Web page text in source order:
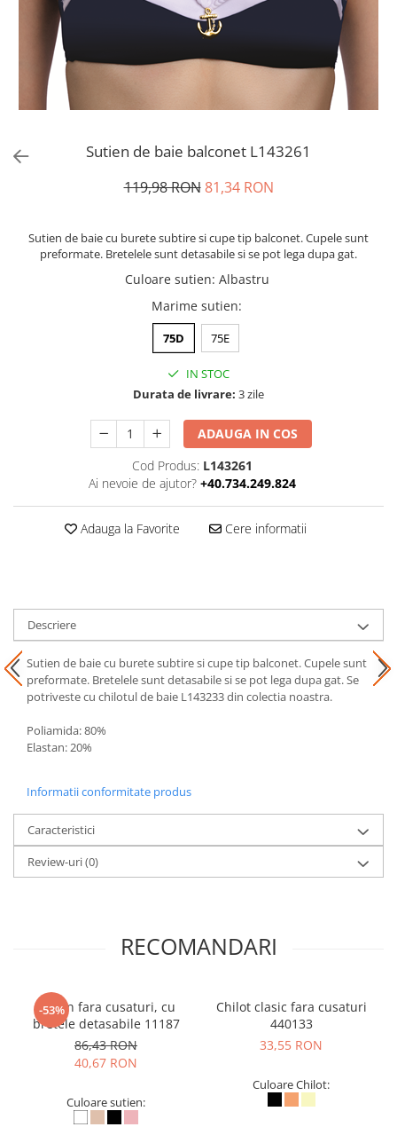
Sutien de baie balconet L143261
119,98 RON 81,34 RON
Sutien de baie cu burete subtire si cupe tip balconet. Cupele sunt
preformate. Bretelele sunt detasabile si se pot lega dupa gat.
Culoare sutien: Albastru
Marime sutien:
75D 75E
IN STOC
Durata de livrare: 3 zile
ADAUGA IN COS
Cod Produs: L143261
Ai nevoie de ajutor? +40.734.249.824
Adauga la Favorite Cere informatii
Descriere
Sutien de baie cu burete subtire si cupe tip balconet. Cupele sunt
preformate. Bretelele sunt detasabile si se pot lega dupa gat. Se
potriveste cu chilotul de baie L143233 din colectia noastra.
Poliamida: 80%
Elastan: 20%
Informatii conformitate produs
Caracteristici
Review-uri(0)
RECOMANDARI
-53%
Sutien fara cusaturi, cu
bretele detasabile 11187
86,43 RON
40,67 RON
Culoare sutien:
Chilot clasic fara cusaturi
440133
33,55 RON
Culoare Chilot: